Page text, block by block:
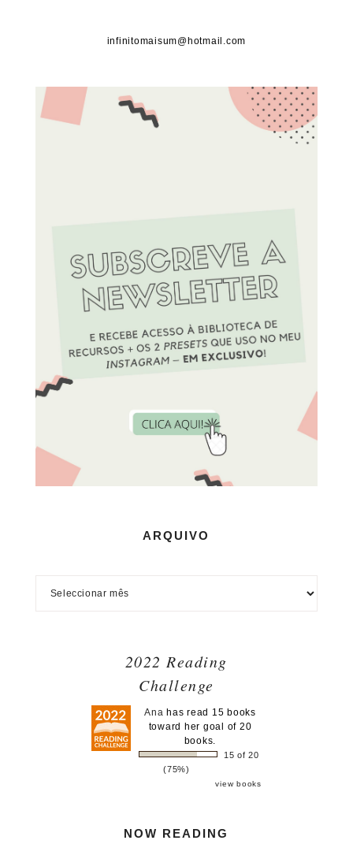
infinitomaisum@hotmail.com
ARQUIVO
2022 Reading
Challenge
Ana has read 15 books
toward her goal of 20
books.
15 of 20
(75%)
view books
NOW READING